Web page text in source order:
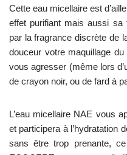
Cette eau micellaire est
effet purifiant mais aussi sa
par la fragrance discrète de
douceur votre maquillage
vous agresser (même lors
de crayon noir, ou de fard à
L’eau micellaire NAE vous
et participera à l’hydratation
sans être trop prenante,